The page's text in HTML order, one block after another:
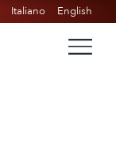
Italiano English